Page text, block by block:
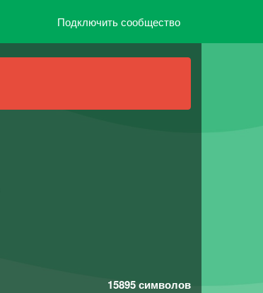
Подключить сообщество
15895символов